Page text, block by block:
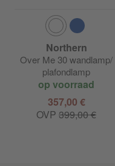
Northern
Over Me 30 wandlamp/
plafondlamp
op voorraad
357,00 €
OVP 399,00 €